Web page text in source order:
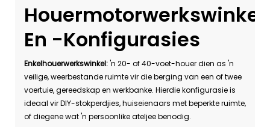
En -konfigurasies
Enkelhouerwerkswinkel:'n 20- of 40-voet-houer dien as 'n
veilige, weerbestande ruimte vir die berging van een of twee
voertuie, gereedskap en werkbanke. Hierdie konfigurasie is
ideaal vir DIY-stokperdjies, huiseienaars met beperkte ruimte,
of diegene wat 'n persoonlike ateljee benodig.